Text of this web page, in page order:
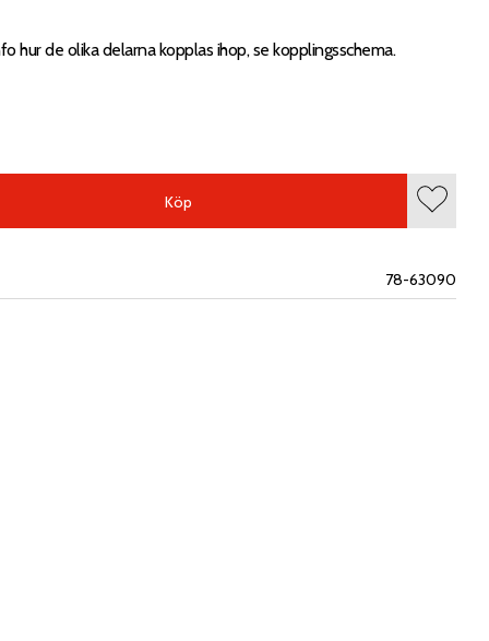
hur de olika delarna kopplas ihop, se kopplingsschema.
Köp
Lägg
78-63090